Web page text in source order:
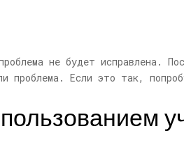
не будет исправлена.
проблема. Если это так,